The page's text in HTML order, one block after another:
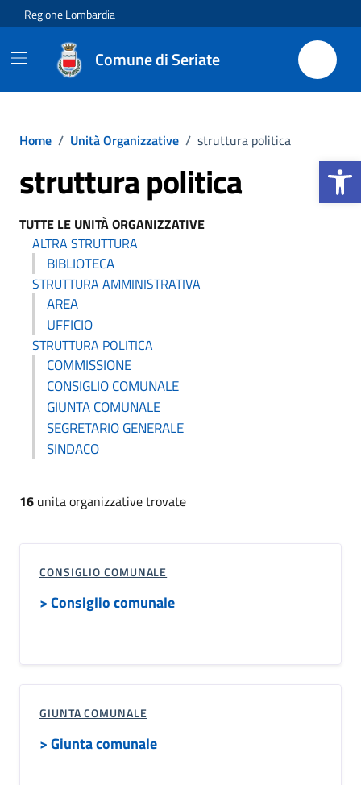
Apri la
Vai ai contenuti
Vai al footer
Regione Lombardia
Comune di Seriate
Home / Unità Organizzative / struttura politica
struttura politica
TUTTE LE UNITÀ ORGANIZZATIVE
ALTRA STRUTTURA
BIBLIOTECA
STRUTTURA AMMINISTRATIVA
AREA
UFFICIO
STRUTTURA POLITICA
COMMISSIONE
CONSIGLIO COMUNALE
GIUNTA COMUNALE
SEGRETARIO GENERALE
SINDACO
16 unita organizzative trovate
CONSIGLIO COMUNALE
> Consiglio comunale
GIUNTA COMUNALE
> Giunta comunale